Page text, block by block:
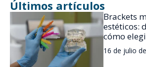
Últimos artículos
Brackets
estéticos:
cómo
16 de julio